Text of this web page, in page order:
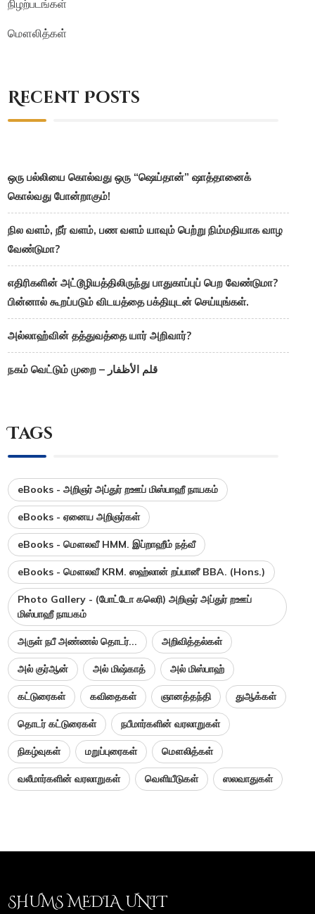
நிழற்படங்கள்
மௌலித்கள்
Recent Posts
ஒரு பல்லியை கொல்வது ஒரு “ஷெய்தான்” ஷாத்தானைக்
கொல்வது போன்றாகும்!
நில வளம், நீர் வளம், பண வளம் யாவும் பெற்று நிம்மதியாக வாழ
வேண்டுமா?
எதிரிகளின் அட்டூழியத்திலிருந்து பாதுகாப்புப் பெற வேண்டுமா?
பின்னால் கூறப்படும் விடயத்தை பக்தியுடன் செய்யுங்கள்.
அல்லாஹ்வின் தத்துவத்தை யார் அறிவார்?
நகம் வெட்டும் முறை – قلم الأظفار
Tags
eBooks - அறிஞர் அப்துர் றஊப் மிஸ்பாஹீ நாயகம்
eBooks - ஏனைய அறிஞர்கள்
eBooks - மௌலவீ HMM. இப்றாஹீம் நத்வீ
eBooks - மௌலவீ KRM. ஸஹ்லான் றப்பானீ BBA. (Hons.)
Photo Gallery - (போட்டோ கலெரி) அறிஞர் அப்துர் றஊப்
மிஸ்பாஹீ நாயகம்
அருள் நபீ அண்ணல் தொடர்... அறிவித்தல்கள்
அல் குர்ஆன் அல் மிஷ்காத் அல் மிஸ்பாஹ்
கட்டுரைகள் கவிதைகள் ஞானத்தந்தி துஆக்கள்
தொடர் கட்டுரைகள் நபீமார்களின் வரலாறுகள்
நிகழ்வுகள் மறுப்புரைகள் மௌலித்கள்
வலீமார்களின் வரலாறுகள் வெளியீடுகள் ஸலவாதுகள்
SHUMS MEDIA UNIT